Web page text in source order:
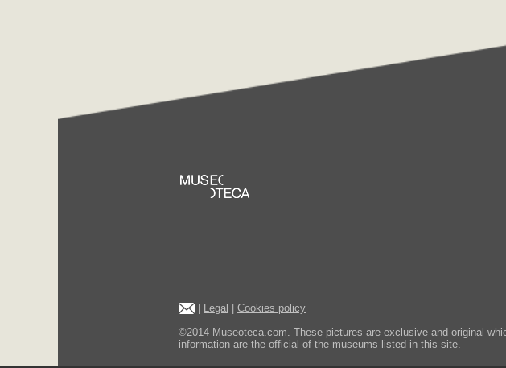
Legal
Cookies policy
©2014 Museoteca.com. These pictures are exclusive and original
information are the official of the museums listed in this site.